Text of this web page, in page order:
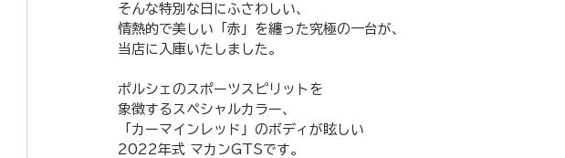
​そんな特別な日にふさわしい、
情熱的で美しい「赤」を纏った究極の一台が、
当店に入庫いたしました。
​ポルシェのスポーツスピリットを
象徴するスペシャルカラー、
「カーマインレッド」のボディが眩しい
2022年式 マカンGTSです。